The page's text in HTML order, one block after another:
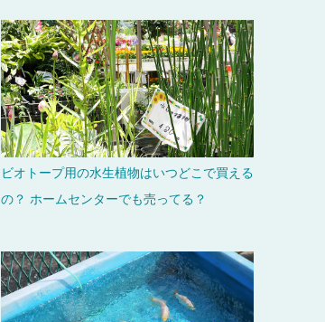
ビオトープ用の水生植物はいつどこで買える
の？ ホームセンターでも売ってる？